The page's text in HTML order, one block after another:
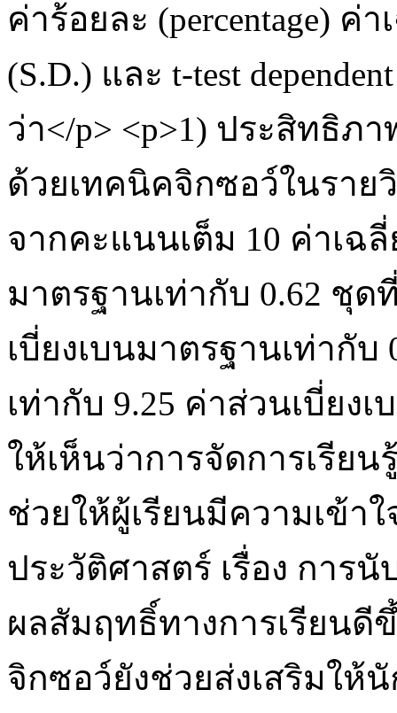
ค่าร้อยละ (percentage) ค่
(S.D.) และ t-test
ว่า</p> <p>1) ประสิทธิภ
ด้วยเทคนิคจิกซอว์ในราย
จากคะแนนเต็ม 10 ค่าเฉลี่
มาตรฐานเท่ากับ 0.62 ชุด
เบี่ยงเบนมาตรฐานเท่ากับ
เท่ากับ 9.25 ค่าส่วนเบี่ยง
ให้เห็นว่าการจัดการเรีย
ช่วยให้ผู้เรียนมีความเข้า
ประวัติศาสตร์ เรื่อง การ
ผลสัมฤทธิ์ทางการเรียนดี
จิกซอว์ยังช่วยส่งเสริมให้